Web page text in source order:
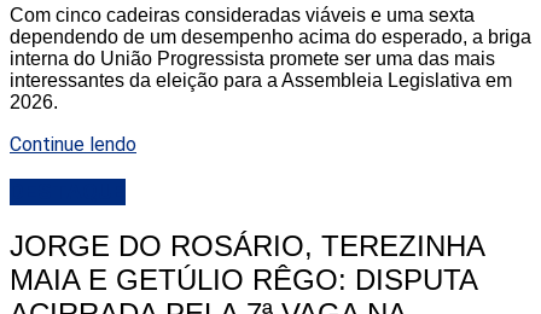
Com cinco cadeiras consideradas viáveis e uma sexta
dependendo de um desempenho acima do esperado, a briga
interna do União Progressista promete ser uma das mais
interessantes da eleição para a Assembleia Legislativa em
2026.
Continue lendo
JORGE DO ROSÁRIO, TEREZINHA
MAIA E GETÚLIO RÊGO: DISPUTA